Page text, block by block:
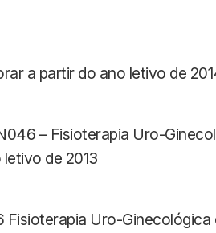
a partir do ano letivo de
– Fisioterapia Uro-
de 2013
Uro-